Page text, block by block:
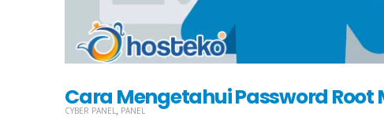
Cara Mengetahui Password
CYBER PANEL, PANEL